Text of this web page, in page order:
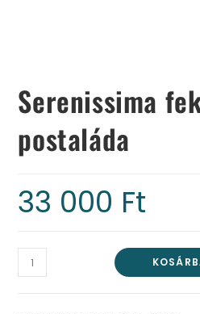
Serenissima
postaláda
33 000 Ft